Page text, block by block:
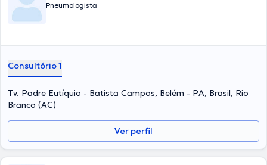
Pneumologista
Consultório 1
Tv. Padre Eutíquio - Batista Campos, Belém - PA, Brasil, Rio
Branco (AC)
Ver perfil